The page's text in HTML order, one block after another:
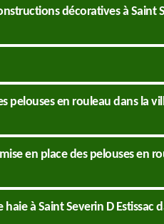
décoratives à Saint
pelouses en rouleau dans la
en place des pelouses en
à Saint Severin D Estissac